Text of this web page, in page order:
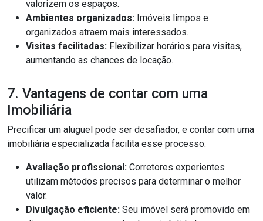
valorizem os espaços.
Ambientes organizados: Imóveis limpos e
organizados atraem mais interessados.
Visitas facilitadas: Flexibilizar horários para visitas,
aumentando as chances de locação.
7. Vantagens de contar com uma
Imobiliária
Precificar um aluguel pode ser desafiador, e contar com uma
imobiliária especializada facilita esse processo:
Avaliação profissional: Corretores experientes
utilizam métodos precisos para determinar o melhor
valor.
Divulgação eficiente: Seu imóvel será promovido em